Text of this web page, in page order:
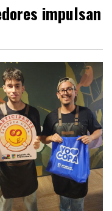
impulsan